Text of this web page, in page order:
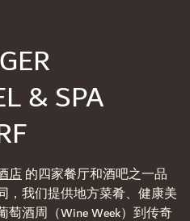
& SPA
店的四家餐厅和酒吧之一品
，我们提供地方菜肴、健康美
酒周（Wine Week）到传奇